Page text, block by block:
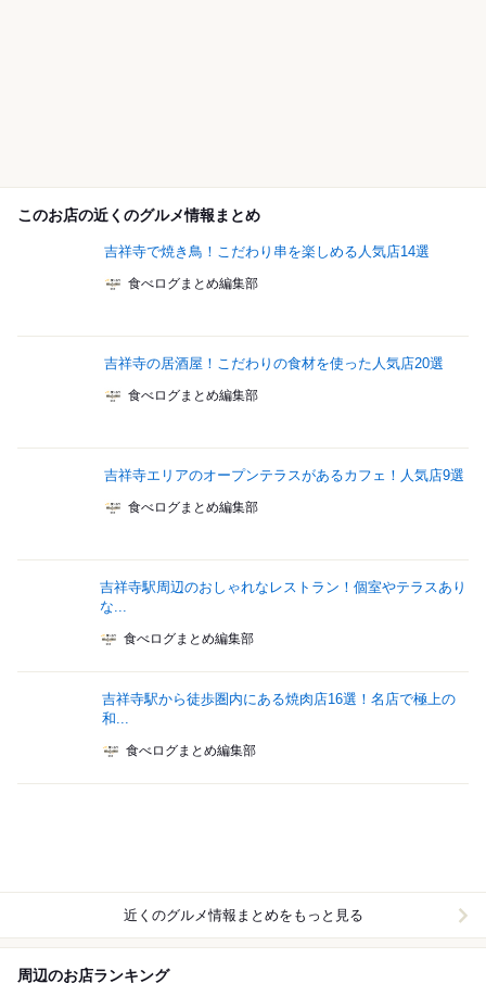
このお店の近くのグルメ情報まとめ
吉祥寺で焼き鳥！こだわり串を楽しめる人気店14選
食べログまとめ編集部
吉祥寺の居酒屋！こだわりの食材を使った人気店20選
食べログまとめ編集部
吉祥寺エリアのオープンテラスがあるカフェ！人気店9選
食べログまとめ編集部
吉祥寺駅周辺のおしゃれなレストラン！個室やテラスあり
な...
食べログまとめ編集部
吉祥寺駅から徒歩圏内にある焼肉店16選！名店で極上の
和...
食べログまとめ編集部
近くのグルメ情報まとめをもっと見る
周辺のお店ランキング